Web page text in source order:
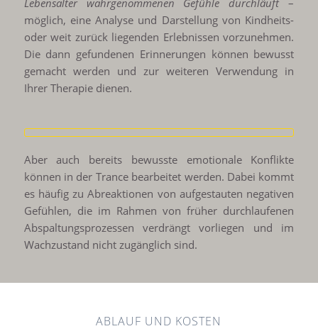
möglich, eine Analyse und Darstellung von Kindheits-
oder weit zurück liegenden Erlebnissen vorzunehmen.
Die dann gefundenen Erinnerungen können bewusst
gemacht werden und zur weiteren Verwendung in
Ihrer Therapie dienen.
Aber auch bereits bewusste emotionale Konflikte
können in der Trance bearbeitet werden. Dabei kommt
es häufig zu Abreaktionen von aufgestauten negativen
Gefühlen, die im Rahmen von früher durchlaufenen
Abspaltungsprozessen verdrängt vorliegen und im
Wachzustand nicht zugänglich sind.
ABLAUF UND KOSTEN